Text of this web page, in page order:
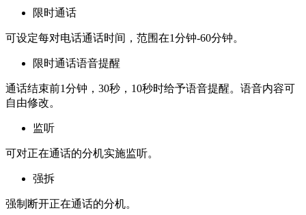
限时通话
可设定每对电话通话时间，范围在1分钟-60分钟。
限时通话语音提醒
通话结束前1分钟，30秒，10秒时给予语音提醒。语音内容可
自由修改。
监听
可对正在通话的分机实施监听。
强拆
强制断开正在通话的分机。